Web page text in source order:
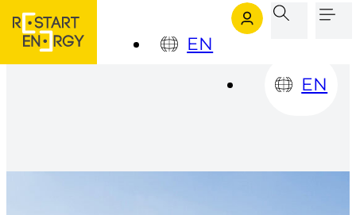
Sari la conținutul principal
EN
EN